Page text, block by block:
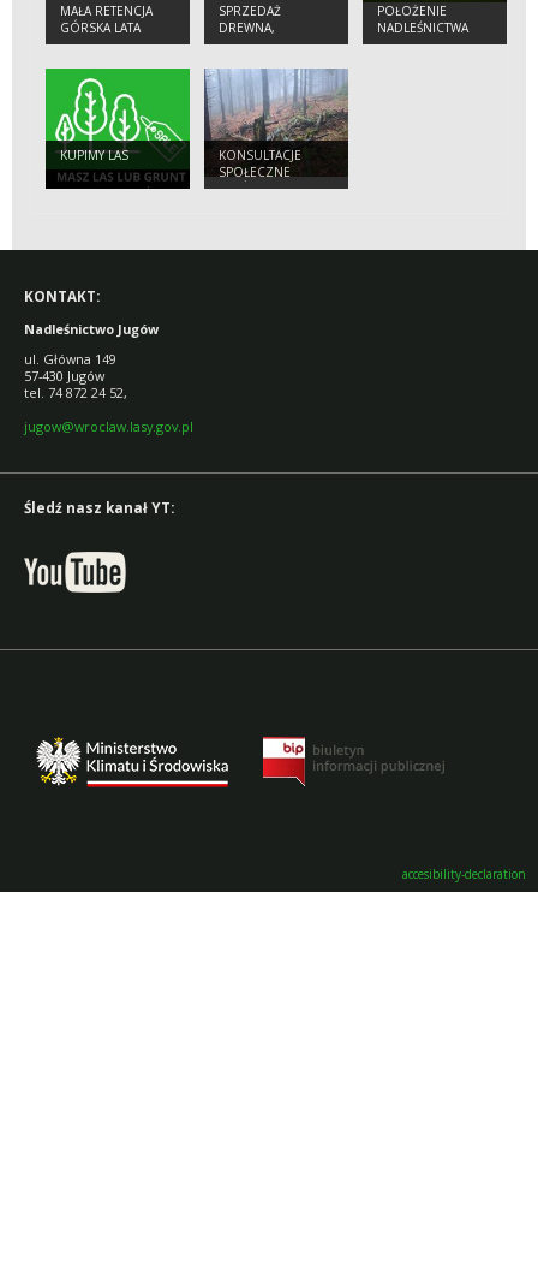
MAŁA RETENCJA
GÓRSKA LATA
2014-2020
SPRZEDAŻ
DREWNA,
SADZONEK I
POŁOŻENIE
NADLEŚNICTWA
KUPIMY LAS
KONSULTACJE
SPOŁECZNE
LASÓW HCV
KONTAKT:
Nadleśnictwo Jugów
ul. Główna 149
57-430 Jugów
tel. 74 872 24 52,
jugow@wroclaw.lasy.gov.pl
Śledź nasz kanał YT:
accesibility-declaration